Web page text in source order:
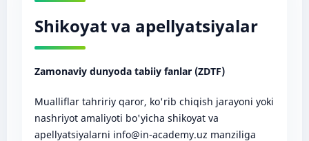
Shikoyat va apellyatsiyalar
Zamonaviy dunyoda tabiiy fanlar (ZDTF)
Mualliflar tahririy qaror, ko'rib chiqish jarayoni yoki
nashriyot amaliyoti bo'yicha shikoyat va
apellyatsiyalarni info@in-academy.uz manziliga